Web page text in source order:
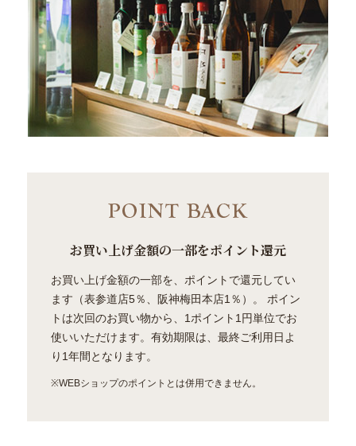
お買い上げ金額の一部をポイント還元
お買い上げ金額の一部を、ポイントで還元してい
ます（表参道店5％、阪神梅田本店1％）。 ポイン
トは次回のお買い物から、1ポイント1円単位でお
使いいただけます。有効期限は、最終ご利用日よ
り1年間となります。
※WEBショップのポイントとは併用できません。